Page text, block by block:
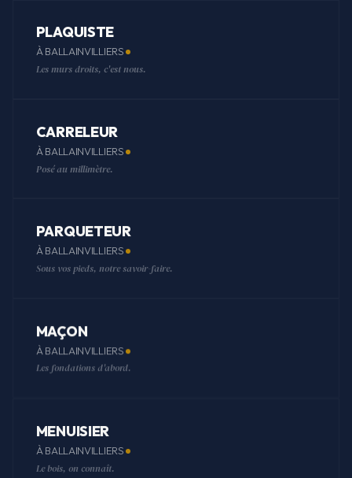
PLAQUISTE
À BALLAINVILLIERS
Les murs droits, c'est nous.
CARRELEUR
À BALLAINVILLIERS
Posé au millimètre.
PARQUETEUR
À BALLAINVILLIERS
Sous vos pieds, notre savoir-faire.
MAÇON
À BALLAINVILLIERS
Les fondations d'abord.
MENUISIER
À BALLAINVILLIERS
Le bois, on connaît.